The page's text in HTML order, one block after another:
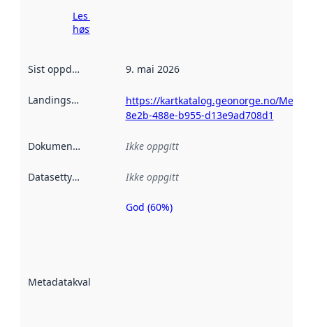
Les mer om
høsting her
Sist oppdatert 9. mai 2026
Landingsside
https://kartkatalog.geonorge.no/
8e2b-488e-b955-d13e9ad708d1
Dokumentasjon Ikke oppgitt
Datasettype Ikke oppgitt
Metadatakvalitet
Metadatakvalitet
God (60%)